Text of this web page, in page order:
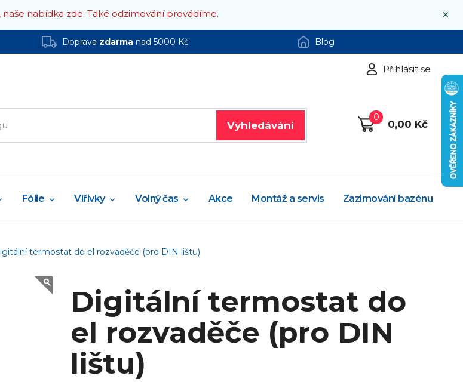
×
nabídka zde. Také odzimování provádíme.
Doprava zdarmanad 5000 Kč Blog
Přihlásit se
Vyhledávání
0
0,00 Kč
Fólie Vířivky Volný čas Akce Montáž a servis Zazimování bazénu
termostat do el rozvaděče (pro DIN lištu)
Digitální termostat do
el rozvaděče (pro DIN
lištu)